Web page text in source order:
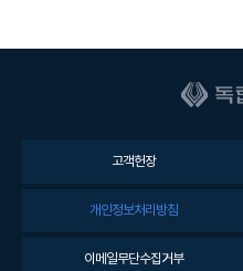
고객헌장
개인정보처리방침
이메일무단수집거부